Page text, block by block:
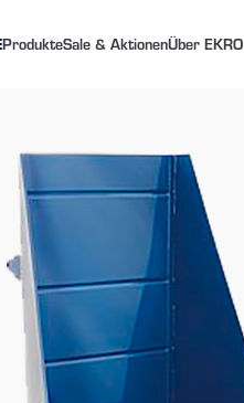
ProdukteSale & AktionenÜber EKRO